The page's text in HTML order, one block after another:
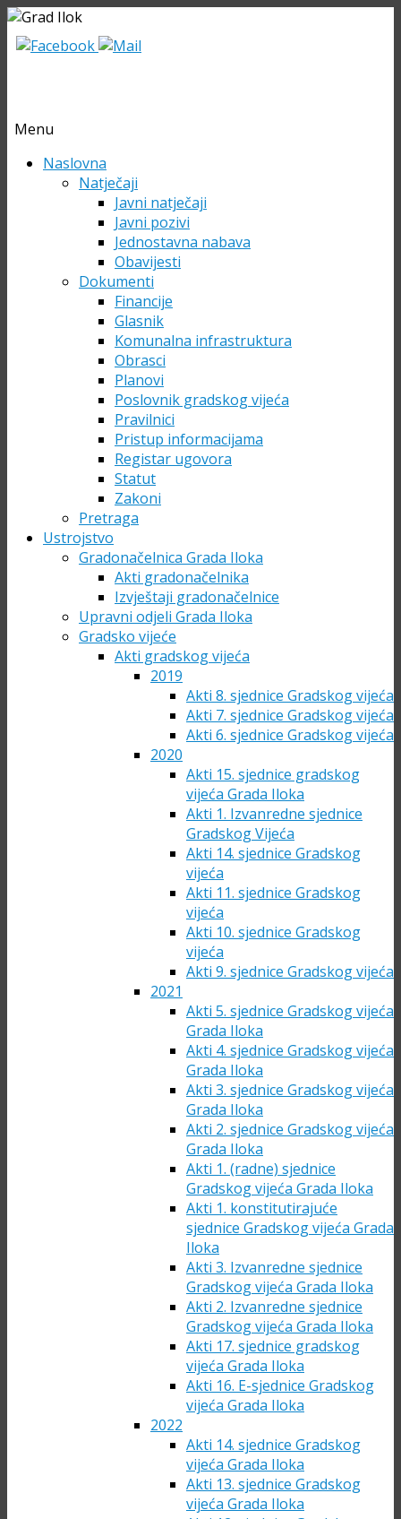
Menu
Skip Naslovna
Natječaji
Javni natječaji
Javni pozivi
Jednostavna nabava
Obavijesti
Dokumenti
Financije
Glasnik
Komunalna infrastruktura
Obrasci
Planovi
Poslovnik gradskog vijeća
Pravilnici
Pristup informacijama
Registar ugovora
Statut
Zakoni
Pretraga
Ustrojstvo
Gradonačelnica Grada Iloka
Akti gradonačelnika
Izvještaji gradonačelnice
Upravni odjeli Grada Iloka
Gradsko vijeće
Akti gradskog vijeća
2019
Akti 8. sjednice Gradskog vijeća
Akti 7. sjednice Gradskog vijeća
Akti 6. sjednice Gradskog vijeća
2020
Akti 15. sjednice gradskog
vijeća Grada Iloka
Akti 1. Izvanredne sjednice
Gradskog Vijeća
Akti 14. sjednice Gradskog
vijeća
Akti 11. sjednice Gradskog
vijeća
Akti 10. sjednice Gradskog
vijeća
Akti 9. sjednice Gradskog vijeća
2021
Akti 5. sjednice Gradskog vijeća
Grada Iloka
Akti 4. sjednice Gradskog vijeća
Grada Iloka
Akti 3. sjednice Gradskog vijeća
Grada Iloka
Akti 2. sjednice Gradskog vijeća
Grada Iloka
Akti 1. (radne) sjednice
Gradskog vijeća Grada Iloka
Akti 1. konstitutirajuće
sjednice Gradskog vijeća Grada
Iloka
Akti 3. Izvanredne sjednice
Gradskog vijeća Grada Iloka
Akti 2. Izvanredne sjednice
Gradskog vijeća Grada Iloka
Akti 17. sjednice gradskog
vijeća Grada Iloka
Akti 16. E-sjednice Gradskog
vijeća Grada Iloka
2022
Akti 14. sjednice Gradskog
vijeća Grada Iloka
Akti 13. sjednice Gradskog
vijeća Grada Iloka